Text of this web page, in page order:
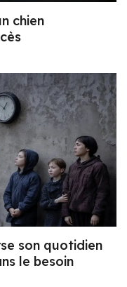
chien
son quotidien
le besoin